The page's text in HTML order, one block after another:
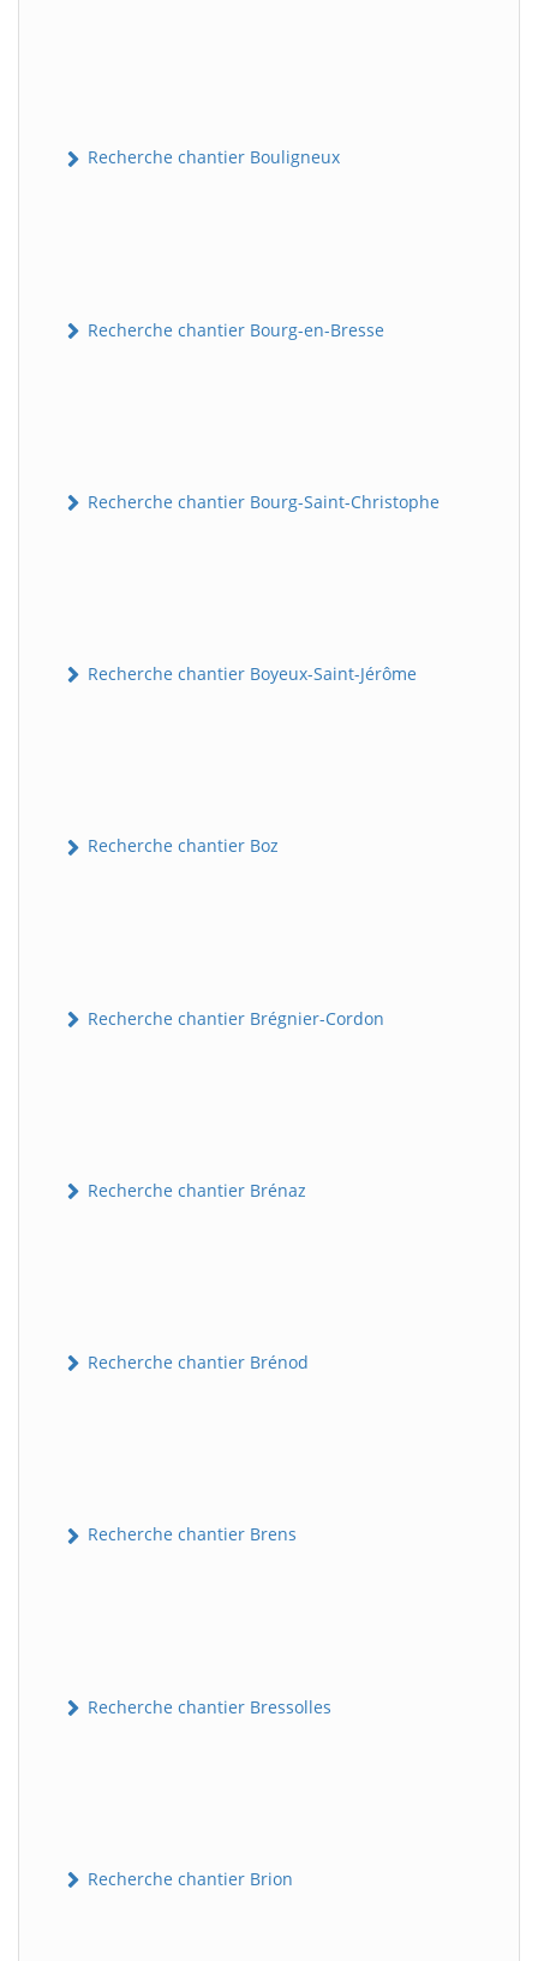
Recherche chantier Bouligneux
Recherche chantier Bourg-en-Bresse
Recherche chantier Bourg-Saint-Christophe
Recherche chantier Boyeux-Saint-Jérôme
Recherche chantier Boz
Recherche chantier Brégnier-Cordon
Recherche chantier Brénaz
Recherche chantier Brénod
Recherche chantier Brens
Recherche chantier Bressolles
Recherche chantier Brion